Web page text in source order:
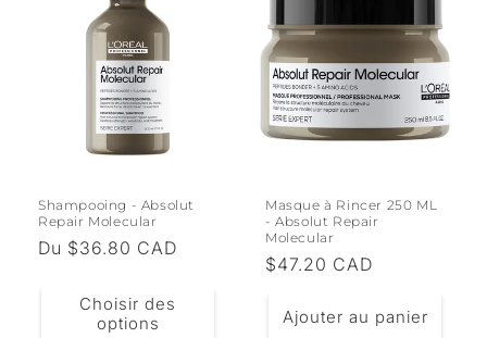
Shampooing - Absolut
Repair Molecular
Prix
Du $36.80 CAD
Choisir des
options
Masque à Rincer 250 ML
- Absolut Repair
Molecular
Prix
$47.20 CAD
Ajouter au panier